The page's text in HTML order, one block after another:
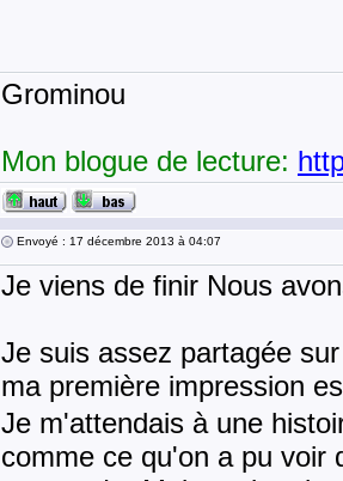
Grominou
Mon blogue de lecture:
Envoyé : 17 décembre 2013 à 04:07
Je viens de finir Nous
Je suis assez partagée
ma première impression
Je m'attendais à une
comme ce qu'on a pu voir